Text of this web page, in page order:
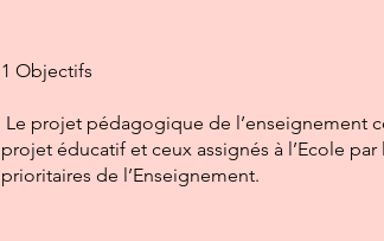
1 Objectifs
Le projet pédagogique de l’enseignement
projet éducatif et ceux assignés à l’Ecole
prioritaires de l’Enseignement.